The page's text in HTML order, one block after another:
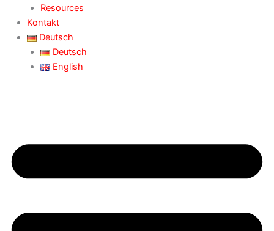
Resources
Kontakt
Deutsch
Deutsch
English